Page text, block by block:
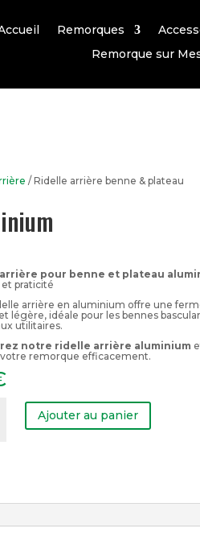
Remorques
Remorque sur
/ Ridelle arrière benne & plateau
pour benne et plateau
praticité
arrière en aluminium offre une
légère, idéale pour les bennes
utilitaires.
notre ridelle arrière aluminium
remorque efficacement.
Ajouter au panier